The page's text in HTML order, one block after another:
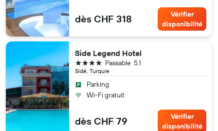
dès CHF 318
Vérifier
disponibilité
Side Legend Hotel
Sidé, Turquie
5.1
Passable
4 étoiles
Parking
Wi-Fi gratuit
dès CHF 79
Vérifier
disponibilité